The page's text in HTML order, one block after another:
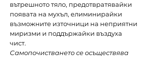
вътрешното тяло, предотвратявайки
появата на мухъл, елиминирайки
възможните източници на неприятни
миризми и поддържайки въздуха
чист.
Самопочистването се осъществява